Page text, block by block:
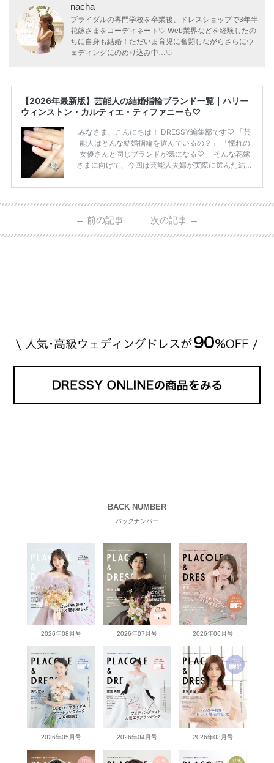
nacha
ブライダルの専門学校を卒業後、ドレスショップで3年半
花嫁さまをコーディネート♡ Web業界などを経験したの
ちに自身も結婚！ただいま育児に奮闘しながらさらにウ
ェディングにのめり込み中…♡
【2026年最新版】芸能人の結婚指輪ブランド一覧｜ハリー
ウィンストン・カルティエ・ティファニーも♡
みなさま、こんにちは！ DRESSY編集部です♡ 「芸
能人はどんな結婚指輪を選んでいるの？」 「憧れの
女優さんと同じブランドが気になる♡」 そんな花嫁
さまに向けて、今回は芸能人夫婦が実際に選んだ結婚
ーウィンストンやカルティエ、ティファニーなど世界
日本で人気のブランドまで幅広くご紹介。 さらに、
・愛用している芸能人夫婦 ・リングの特徴や魅力 ・
← 前の記事 次の記事 →
BACK NUMBER
バックナンバー
2026年08月号 2026年07月号 2026年06月号
2026年05月号 2026年04月号 2026年03月号